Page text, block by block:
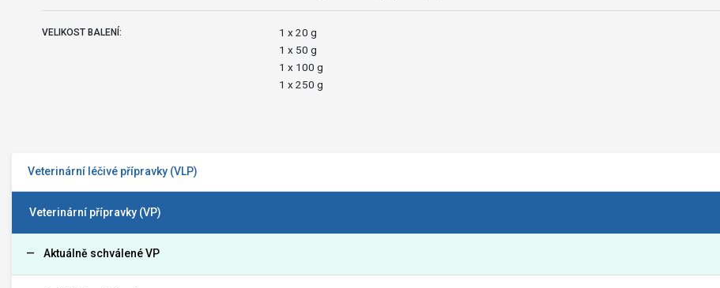
Veterinární léčivé přípravky (VLP)
Veterinární přípravky (VP)
Aktuálně schválené VP
VELIKOST BALENÍ:
1 x 20 g
1 x 50 g
1 x 100 g
1 x 250 g